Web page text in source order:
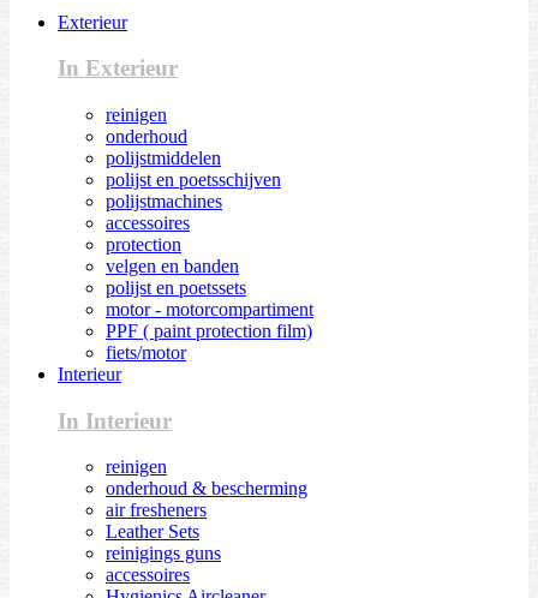
Exterieur
In Exterieur
reinigen
onderhoud
polijstmiddelen
polijst en poetsschijven
polijstmachines
accessoires
protection
velgen en banden
polijst en poetssets
motor - motorcompartiment
PPF ( paint protection film)
fiets/motor
Interieur
In Interieur
reinigen
onderhoud & bescherming
air fresheners
Leather Sets
reinigings guns
accessoires